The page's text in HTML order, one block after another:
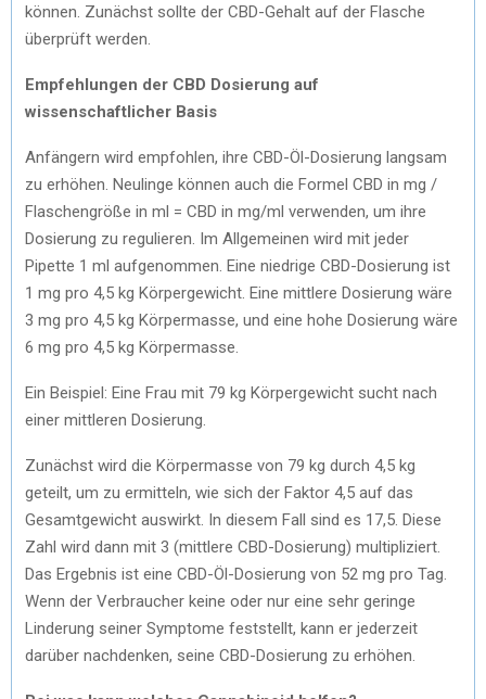
können. Zunächst sollte der CBD-Gehalt auf der Flasche
überprüft werden.
Empfehlungen der CBD Dosierung auf
wissenschaftlicher Basis
Anfängern wird empfohlen, ihre CBD-Öl-Dosierung langsam
zu erhöhen. Neulinge können auch die Formel CBD in mg /
Flaschengröße in ml = CBD in mg/ml verwenden, um ihre
Dosierung zu regulieren. Im Allgemeinen wird mit jeder
Pipette 1 ml aufgenommen. Eine niedrige CBD-Dosierung ist
1 mg pro 4,5 kg Körpergewicht. Eine mittlere Dosierung wäre
3 mg pro 4,5 kg Körpermasse, und eine hohe Dosierung wäre
6 mg pro 4,5 kg Körpermasse.
Ein Beispiel: Eine Frau mit 79 kg Körpergewicht sucht nach
einer mittleren Dosierung.
Zunächst wird die Körpermasse von 79 kg durch 4,5 kg
geteilt, um zu ermitteln, wie sich der Faktor 4,5 auf das
Gesamtgewicht auswirkt. In diesem Fall sind es 17,5. Diese
Zahl wird dann mit 3 (mittlere CBD-Dosierung) multipliziert.
Das Ergebnis ist eine CBD-Öl-Dosierung von 52 mg pro Tag.
Wenn der Verbraucher keine oder nur eine sehr geringe
Linderung seiner Symptome feststellt, kann er jederzeit
darüber nachdenken, seine CBD-Dosierung zu erhöhen.